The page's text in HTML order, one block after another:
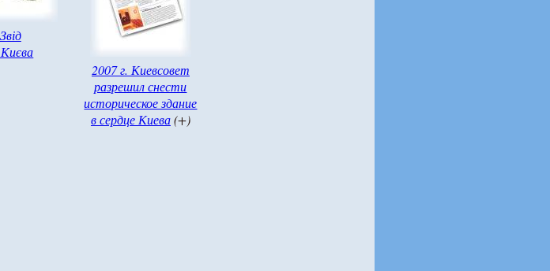
2007 г. Киевсовет
разрешил снести
историческое здание
в сердце Киева(+)